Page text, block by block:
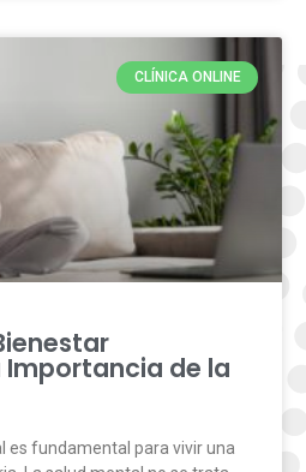
CLÍNICA ONLINE
Importancia de la
es fundamental para vivir una